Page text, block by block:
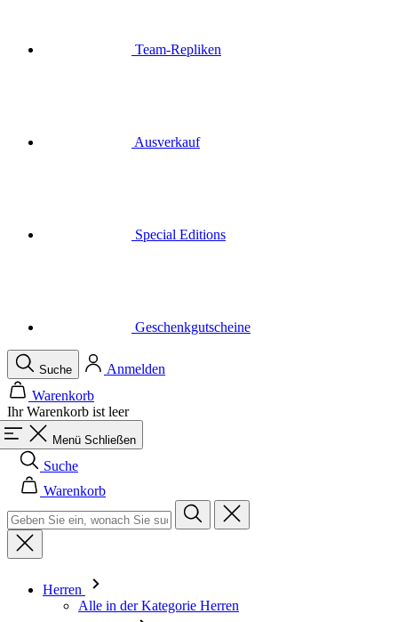
Team-Repliken
Ausverkauf
Special Editions
Geschenkgutscheine
Suche
Anmelden
Warenkorb
Ihr Warenkorb ist leer
Menü Schließen
Suche
Warenkorb
Herren
Alle in der Kategorie Herren